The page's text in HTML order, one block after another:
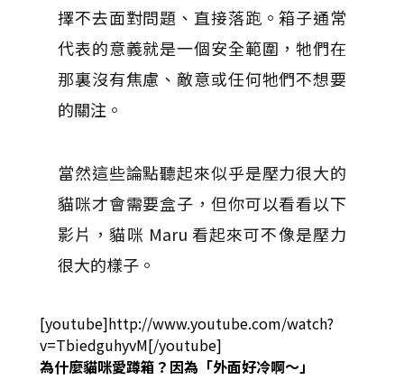
擇不去面對問題、直接落跑。箱子通常
代表的意義就是一個安全範圍，牠們在
那裏沒有焦慮、敵意或任何牠們不想要
的關注。
當然這些論點聽起來似乎是壓力很大的
貓咪才會需要盒子，但你可以看看以下
影片，貓咪 Maru 看起來可不像是壓力
很大的樣子。
[youtube]http://www.youtube.com/watch?
v=TbiedguhyvM[/youtube]
為什麼貓咪愛蹲箱？因為「外面好冷啊～」